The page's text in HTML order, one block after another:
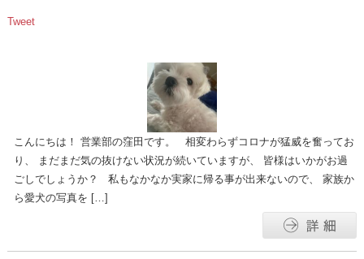
Tweet
こんにちは！ 営業部の窪田です。 相変わらずコロナが猛威を奮ってお
り、 まだまだ気の抜けない状況が続いていますが、 皆様はいかがお過
ごしでしょうか？ 私もなかなか実家に帰る事が出来ないので、 家族か
ら愛犬の写真を […]